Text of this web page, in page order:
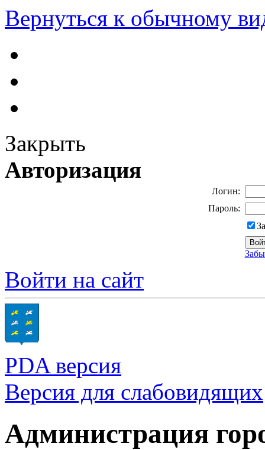
Вернуться к обычному
Закрыть
Авторизация
Логин:
Пароль:
Войти на сайт
PDA версия
Версия для слабовидящих
Администрация